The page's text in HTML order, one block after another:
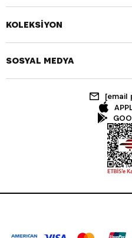
KOLEKSİYON
SOSYAL MEDYA